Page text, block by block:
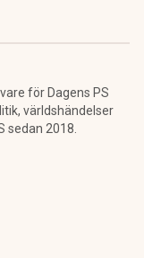
för Dagens PS
världshändelser
sedan 2018.